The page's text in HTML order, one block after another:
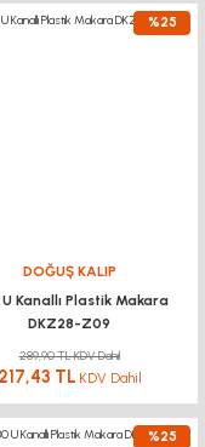
%25
DOĞUŞ KALIP
Kanallı Plastik Makara
DKZ28-Z09
289,90 TL KDV Dahil
217,43 TL KDV Dahil
%25